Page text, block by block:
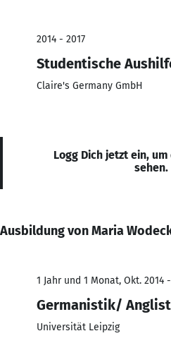
2014 - 2017
Studentische
Claire's Germany GmbH
Logg Dich jetzt ein,
sehen.
Ausbildung von Maria
1 Jahr und 1 Monat, Okt. 2014
Germanistik/
Universität Leipzig